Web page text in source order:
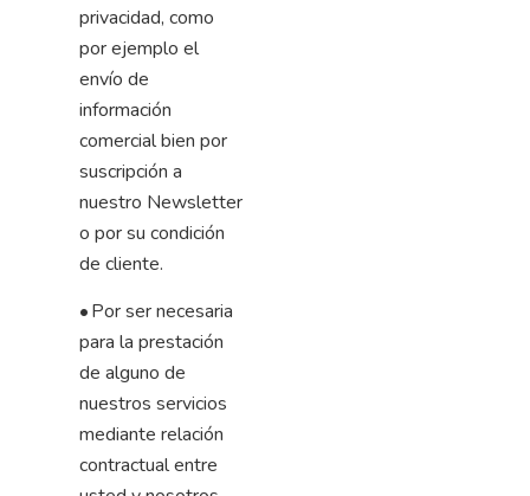
privacidad, como
por ejemplo el
envío de
información
comercial bien por
suscripción a
nuestro Newsletter
o por su condición
de cliente.
•Por ser necesaria
para la prestación
de alguno de
nuestros servicios
mediante relación
contractual entre